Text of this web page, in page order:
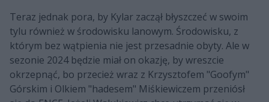
Teraz jednak pora, by Kylar zaczął błyszczeć w swoim
tylu również w środowisku lanowym. Środowisku, z
którym bez wątpienia nie jest przesadnie obyty. Ale w
sezonie 2024 będzie miał on okazję, by wreszcie
okrzepnąć, bo przecież wraz z Krzysztofem "Goofym"
Górskim i Olkiem "hadesem" Miśkiewiczem przeniósł